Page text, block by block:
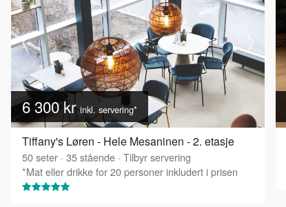
6 300 kr inkl. servering*
Tiffany's Løren - Hele Mesaninen - 2. etasje
50seter · 35stående · Tilbyr servering
*Mat eller drikke for 20 personer inkludert i prisen